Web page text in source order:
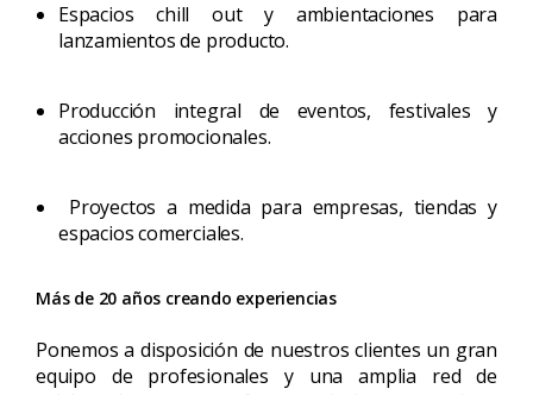
Espacios chill out y ambientaciones para
lanzamientos de producto.
Producción integral de eventos, festivales y
acciones promocionales.
Proyectos a medida para empresas, tiendas y
espacios comerciales.
Más de 20 años creando experiencias
Ponemos a disposición de nuestros clientes un gran
equipo de profesionales y una amplia red de